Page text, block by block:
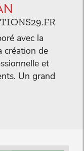
avec la
création de
et
Un grand